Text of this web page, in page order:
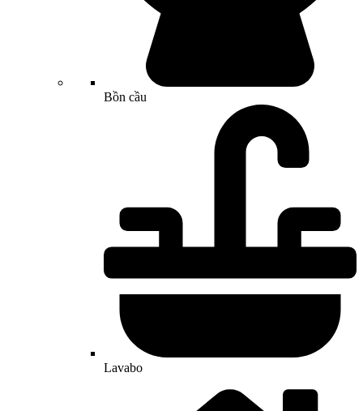
Bồn cầu
Lavabo